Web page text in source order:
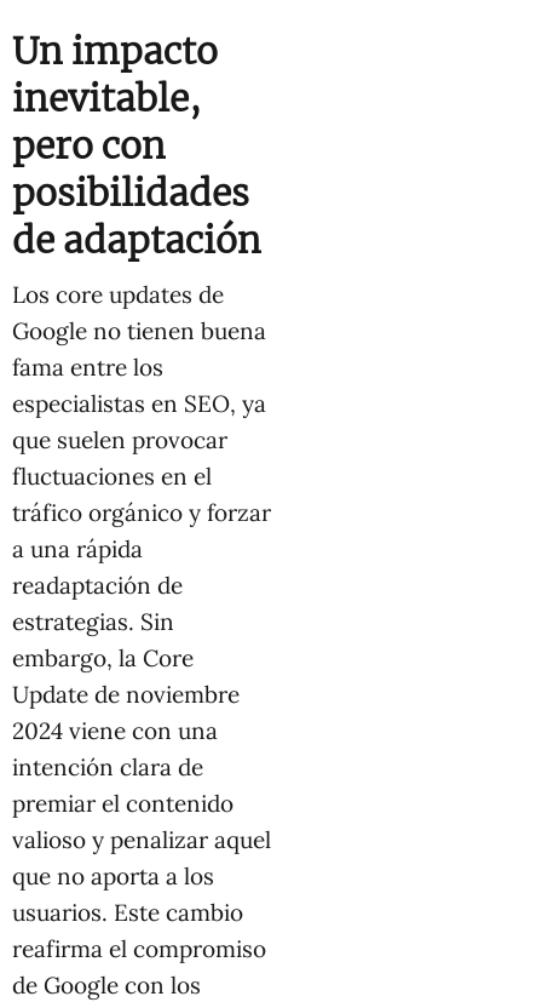
Un impacto
inevitable,
pero con
posibilidades
de adaptación
Los core updates de
Google no tienen buena
fama entre los
especialistas en SEO, ya
que suelen provocar
fluctuaciones en el
tráfico orgánico y forzar
a una rápida
readaptación de
estrategias. Sin
embargo, la Core
Update de noviembre
2024 viene con una
intención clara de
premiar el contenido
valioso y penalizar aquel
que no aporta a los
usuarios. Este cambio
reafirma el compromiso
de Google con los